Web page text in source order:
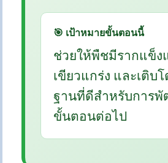
🎯 เป้าหมายขั้นตอนนี้
ช่วยให้พืชมีรากแข็ง
เขียวแกร่ง และเติบโ
ฐานที่ดีสำหรับการ
ขั้นตอนต่อไป